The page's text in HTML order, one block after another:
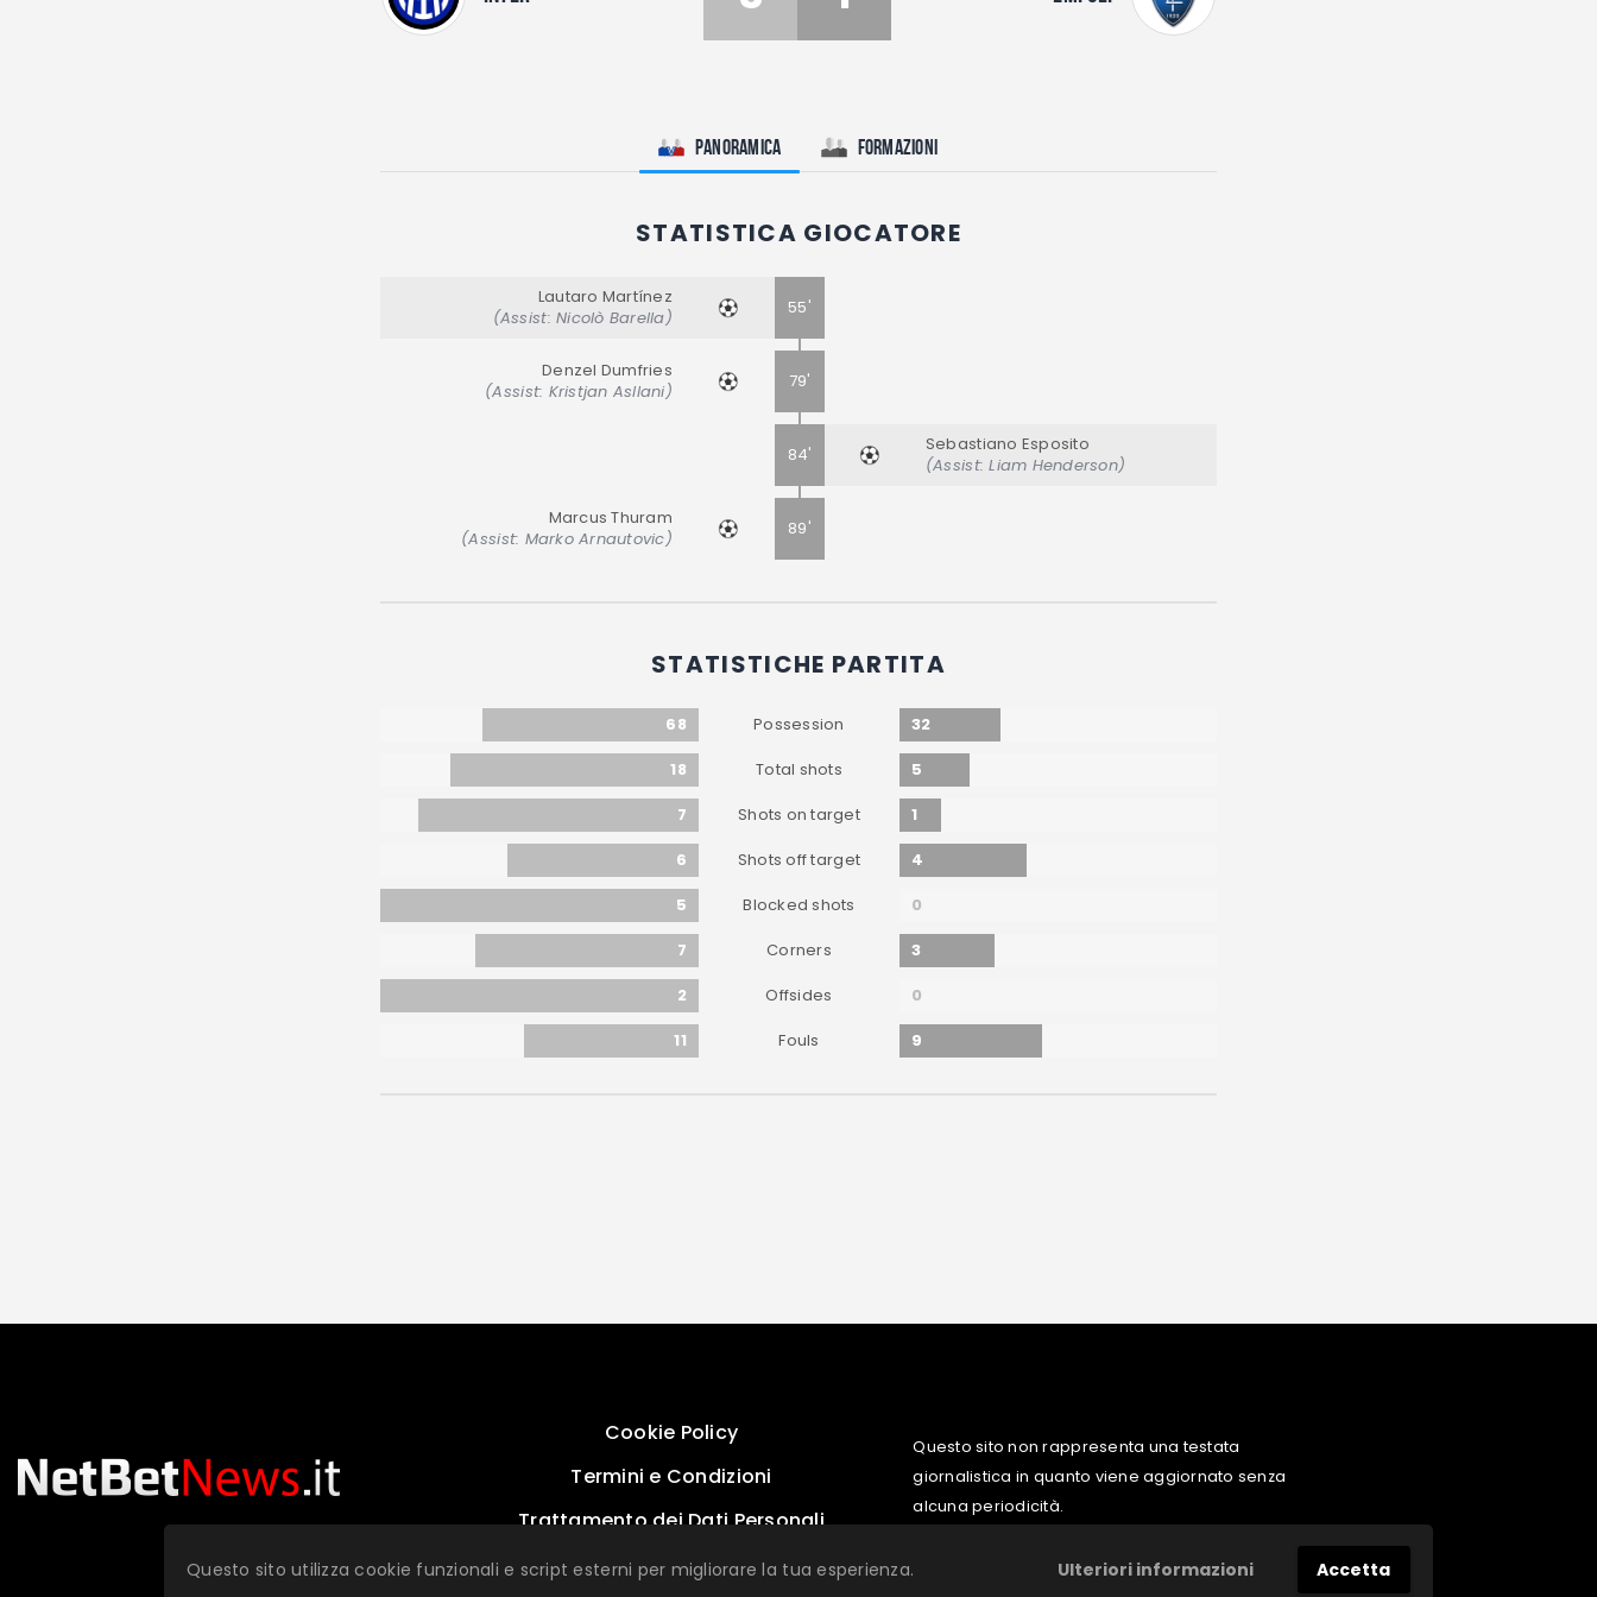
Questo sito utilizza cookie funzionali e script esterni per migliorare la tua esperienza. Ulteriori informazioni Accetta
Panoramica Formazioni
STATISTICA GIOCATORE
Lautaro Martínez
(Assist: Nicolò Barella)
55'
Denzel Dumfries
(Assist: Kristjan Asllani)
79'
84'
Sebastiano Esposito
(Assist: Liam Henderson)
Marcus Thuram
(Assist: Marko Arnautovic)
89'
STATISTICHE PARTITA
68 Possession
32
18
Total shots
5
7
Shots on target
1
6
Shots off target
4
5
Blocked shots
0
7
Corners
3
2
Offsides
0
11
Fouls 9
Cookie Policy
Termini e Condizioni
Trattamento dei Dati Personali
Questo sito non rappresenta una testata
giornalistica in quanto viene aggiornato senza
alcuna periodicità.